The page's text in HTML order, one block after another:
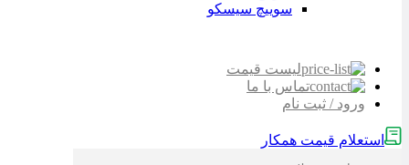
سوییچ سیسکو
لیست قیمت
تماس با ما
ورود / ثبت نام
استعلام قیمت همکار